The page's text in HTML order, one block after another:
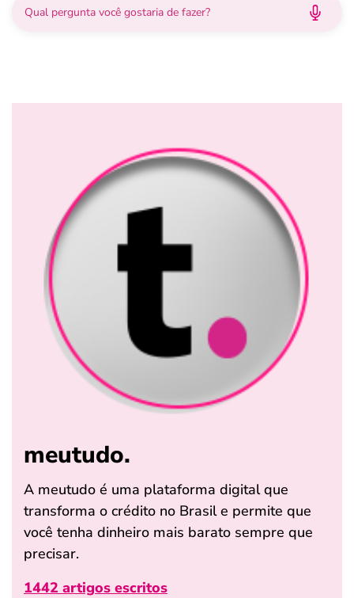
meutudo.
A meutudo é uma plataforma digital que
transforma o crédito no Brasil e permite que
você tenha dinheiro mais barato sempre que
precisar.
1442 artigos escritos